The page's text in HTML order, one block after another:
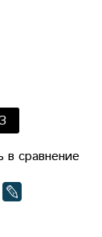
в сравнение